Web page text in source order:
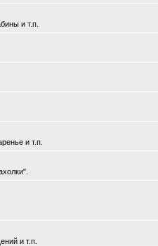
и т.п.
и т.п.
и т.п.